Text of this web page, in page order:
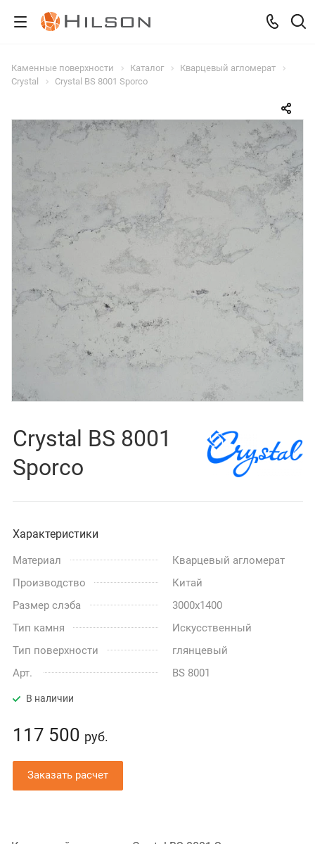
Каменные поверхности Каталог
Кварцевый агломерат
Crystal
Crystal BS 8001 Sporco
Crystal BS 8001
Sporco
Характеристики
Материал
Кварцевый агломерат
Производство
Китай
Размер слэба
3000x1400
Тип камня
Искусственный
Тип поверхности
глянцевый
Арт.
BS 8001
В наличии
117 500 руб.
Заказать расчет